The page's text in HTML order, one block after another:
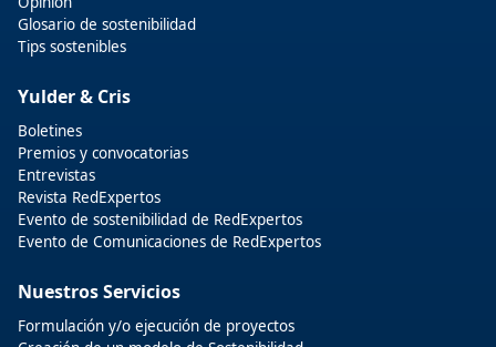
Glosario de sostenibilidad
Tips sostenibles
Yulder & Cris
Boletines
Premios y convocatorias
Entrevistas
Revista RedExpertos
Evento de sostenibilidad de RedExpertos
Evento de Comunicaciones de RedExpertos
Nuestros Servicios
Formulación y/o ejecución de proyectos